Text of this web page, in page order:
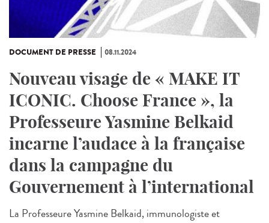
DOCUMENT DE PRESSE 08.11.2024
Nouveau visage de « MAKE IT
ICONIC. Choose France », la
Professeure Yasmine Belkaid
incarne l’audace à la française
dans la campagne du
Gouvernement à l’international
La Professeure Yasmine Belkaid, immunologiste et